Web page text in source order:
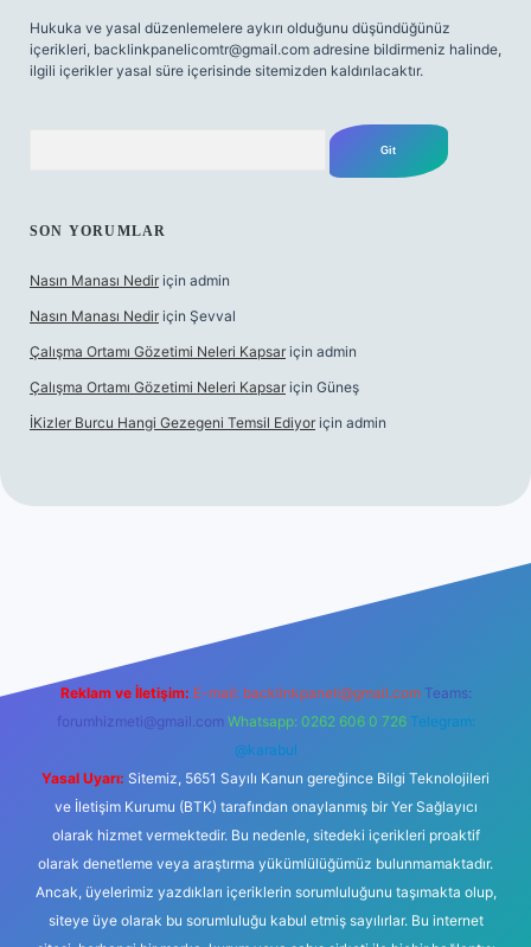
Hukuka ve yasal düzenlemelere aykırı olduğunu düşündüğünüz
içerikleri, backlinkpanelicomtr@gmail.com adresine bildirmeniz halinde,
ilgili içerikler yasal süre içerisinde sitemizden kaldırılacaktır.
SON YORUMLAR
Nasın Manası Nedir için admin
Nasın Manası Nedir için Şevval
Çalışma Ortamı Gözetimi Neleri Kapsar için admin
Çalışma Ortamı Gözetimi Neleri Kapsar için Güneş
İKizler Burcu Hangi Gezegeni Temsil Ediyor için admin
Reklam ve İletişim: E-mail: backlinkpaneli@gmail.com Teams:
forumhizmeti@gmail.com Whatsapp: 0262 606 0 726 Telegram:
@karabul
Yasal Uyarı: Sitemiz, 5651 Sayılı Kanun gereğince Bilgi Teknolojileri
ve İletişim Kurumu (BTK) tarafından onaylanmış bir Yer Sağlayıcı
olarak hizmet vermektedir. Bu nedenle, sitedeki içerikleri proaktif
olarak denetleme veya araştırma yükümlülüğümüz bulunmamaktadır.
Ancak, üyelerimiz yazdıkları içeriklerin sorumluluğunu taşımakta olup,
siteye üye olarak bu sorumluluğu kabul etmiş sayılırlar. Bu internet